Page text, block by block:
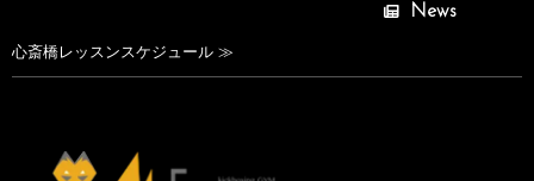
心斎橋レッスンスケジュール ≫
News